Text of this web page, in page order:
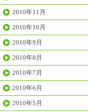
2010年11月
2010年10月
2010年9月
2010年8月
2010年7月
2010年6月
2010年5月